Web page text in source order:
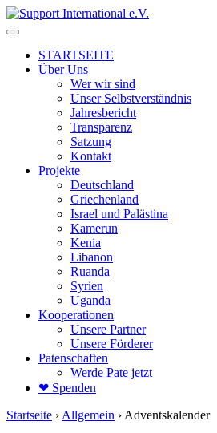
↓
Skip
Main
Content
STARTSEITE
Über Uns
Wer wir sind
Unser Selbstverständnis
Jahresbericht
Transparenz
Satzung
Kontakt
Projekte
Deutschland
Griechenland
Israel und Palästina
Kamerun
Kenia
Libanon
Ruanda
Syrien
Uganda
Kooperationen
Unsere Partner
Unsere Förderer
Patenschaften
Werde Pate jetzt
❤ Spenden
Startseite › Allgemein › Adventskalender